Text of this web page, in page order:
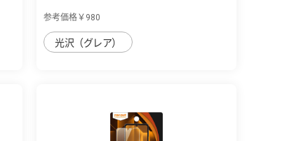
参考価格￥980
光沢（グレア）